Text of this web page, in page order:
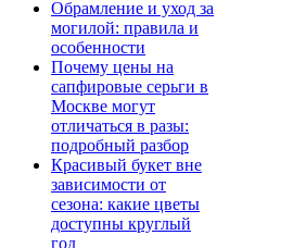
Обрамление и уход за
могилой: правила и
особенности
Почему цены на
сапфировые серьги в
Москве могут
отличаться в разы:
подробный разбор
Красивый букет вне
зависимости от
сезона: какие цветы
доступны круглый
год